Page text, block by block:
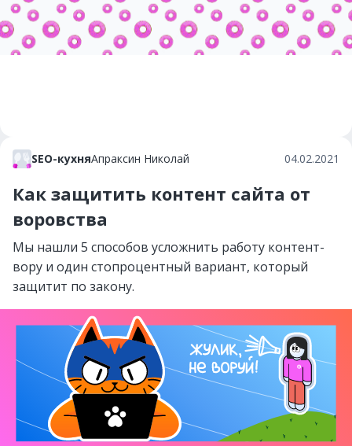
SEO-кухняАпраксин Николай 04.02.2021
Как защитить контент сайта от
воровства
Мы нашли 5 способов усложнить работу контент-
вору и один стопроцентный вариант, который
защитит по закону.